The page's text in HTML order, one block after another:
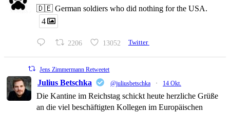
🇩🇪 German soldiers who did nothing for the USA.
4
2206 13052 Twitter
Jens Zimmermann Retweetet
Julius Betschka @juliusbetschka · 14 Okt.
Die Kantine im Reichstag schickt heute herzliche Grüße
an die viel beschäftigten Kollegen im Europäischen